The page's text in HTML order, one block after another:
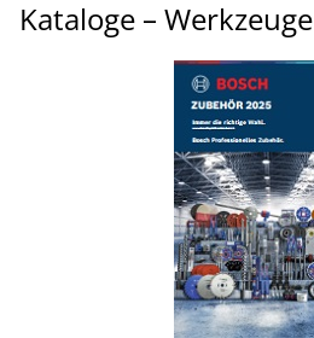
Kataloge – Werkzeuge